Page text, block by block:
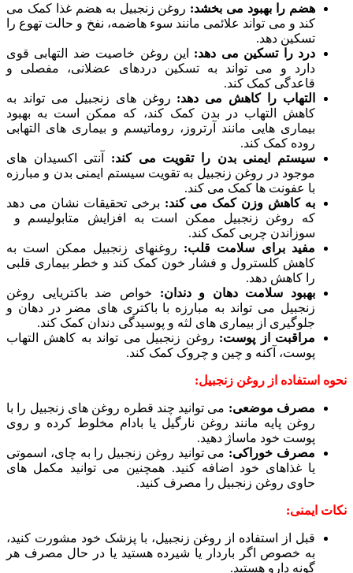
هضم را بهبود می بخشد: روغن زنجبیل به هضم غذا کمک می
کند و می تواند علائمی مانند سوء هاضمه، نفخ و حالت تهوع را
تسکین دهد.
درد را تسکین می دهد: این روغن خاصیت ضد التهابی قوی
دارد و می تواند به تسکین دردهای عضلانی، مفصلی و
قاعدگی کمک کند.
التهاب را کاهش می دهد: روغن های زنجبیل می تواند به
کاهش التهاب در بدن کمک کند، که ممکن است به بهبود
بیماری هایی مانند آرتروز، روماتیسم و ​​بیماری های التهابی
روده کمک کند.
سیستم ایمنی بدن را تقویت می کند: آنتی اکسیدان های
موجود در روغن زنجبیل به تقویت سیستم ایمنی بدن و مبارزه
با عفونت ها کمک می کند.
به کاهش وزن کمک می کند: برخی تحقیقات نشان می دهد
که روغن زنجبیل ممکن است به افزایش متابولیسم و ​​
سوزاندن چربی کمک کند.
مفید برای سلامت قلب: روغنهای زنجبیل ممکن است به
کاهش کلسترول و فشار خون کمک کند و خطر بیماری قلبی
را کاهش دهد.
بهبود سلامت دهان و دندان: خواص ضد باکتریایی روغن
زنجبیل می تواند به مبارزه با باکتری های مضر در دهان و
جلوگیری از بیماری های لثه و پوسیدگی دندان کمک کند.
مراقبت از پوست: روغن زنجبیل می تواند به کاهش التهاب
پوست، آکنه و چین و چروک کمک کند.
نحوه استفاده از روغن زنجبیل:
مصرف موضعی: می توانید چند قطره روغن های زنجبیل را با
روغن پایه مانند روغن نارگیل یا بادام مخلوط کرده و روی
پوست خود ماساژ دهید.
مصرف خوراکی: می توانید روغن زنجبیل را به چای، اسموتی
یا غذاهای خود اضافه کنید. همچنین می توانید مکمل های
حاوی روغن زنجبیل را مصرف کنید.
نکات ایمنی:
قبل از استفاده از روغن زنجبیل، با پزشک خود مشورت کنید،
به خصوص اگر باردار یا شیرده هستید یا در حال مصرف هر
گونه دارو هستید.